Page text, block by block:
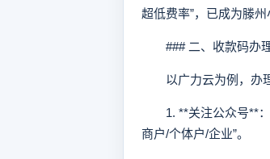
超低费率”，已成为滕州
### 二、收款码办理
以广力云为例，办理
1. **关注公众号**：
商户/个体户/企业”。